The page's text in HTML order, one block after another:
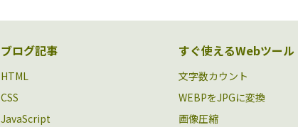
ブログ記事
HTML
CSS
JavaScript
すぐ使えるWebツール
文字数カウント
WEBPをJPGに変換
画像圧縮